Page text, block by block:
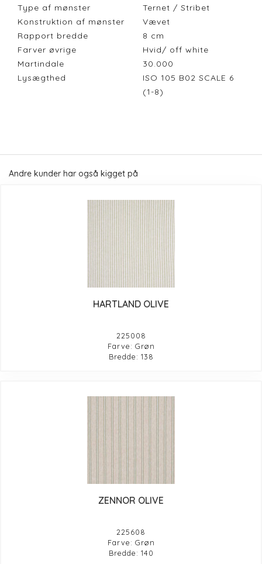
Type af mønster
Ternet / Stribet
Konstruktion af mønster
Vævet
Rapport bredde
8 cm
Farver øvrige
Hvid/ off white
Martindale
30.000
Lysægthed
ISO 105 B02 SCALE 6
(1-8)
Andre kunder har også kigget på
HARTLAND OLIVE
225008
Farve: Grøn
Bredde: 138
ZENNOR OLIVE
225608
Farve: Grøn
Bredde: 140